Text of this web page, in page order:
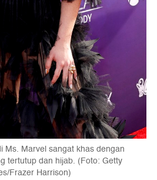
Ms. Marvel sangat khas dengan
tertutup dan hijab. (Foto: Getty
Frazer Harrison)